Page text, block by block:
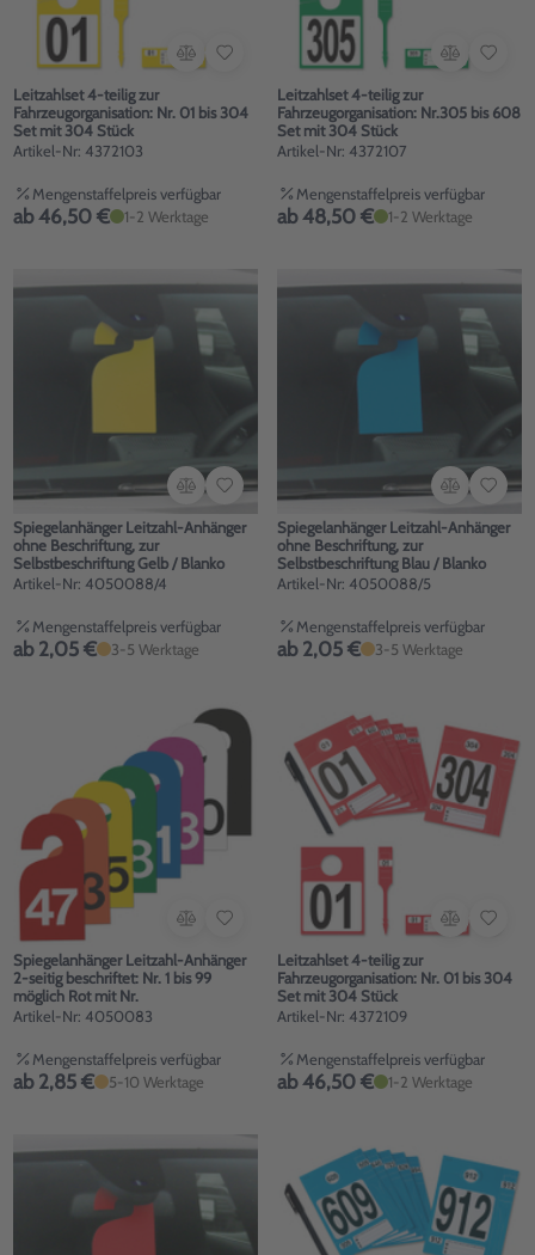
Leitzahlset 4-teilig zur
Fahrzeugorganisation: Nr. 01 bis 304
Set mit 304 Stück
Artikel-Nr: 4372103
Mengenstaffelpreis verfügbar
ab 46,50 € 1-2 Werktage
Leitzahlset 4-teilig zur
Fahrzeugorganisation: Nr.305 bis 608
Set mit 304 Stück
Artikel-Nr: 4372107
Mengenstaffelpreis verfügbar
ab 48,50 € 1-2 Werktage
Spiegelanhänger Leitzahl-Anhänger
ohne Beschriftung, zur
Selbstbeschriftung Gelb / Blanko
Artikel-Nr: 4050088/4
Mengenstaffelpreis verfügbar
ab 2,05 € 3-5 Werktage
Spiegelanhänger Leitzahl-Anhänger
ohne Beschriftung, zur
Selbstbeschriftung Blau / Blanko
Artikel-Nr: 4050088/5
Mengenstaffelpreis verfügbar
ab 2,05 € 3-5 Werktage
Spiegelanhänger Leitzahl-Anhänger
2-seitig beschriftet: Nr. 1 bis 99
möglich Rot mit Nr.
Artikel-Nr: 4050083
Mengenstaffelpreis verfügbar
ab 2,85 € 5-10 Werktage
Leitzahlset 4-teilig zur
Fahrzeugorganisation: Nr. 01 bis 304
Set mit 304 Stück
Artikel-Nr: 4372109
Mengenstaffelpreis verfügbar
ab 46,50 € 1-2 Werktage